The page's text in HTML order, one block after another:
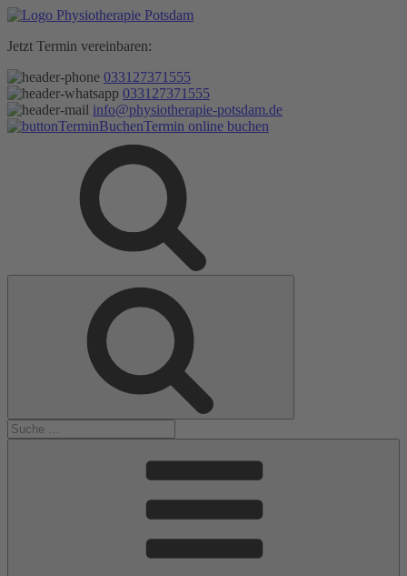
Zum
springen
Jetzt Termin vereinbaren:
033127371555
033127371555
info@physiotherapie-potsdam.de
Termin online buchen